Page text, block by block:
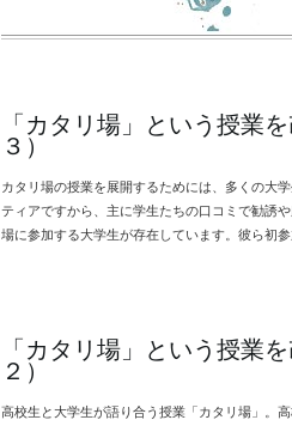
「カタリ場」という授業
３）
カタリ場の授業を展開するためには、多くの大
ティアですから、主に学生たちの口コミで勧誘
場に参加する大学生が存在しています。彼ら初
「カタリ場」という授業
２）
高校生と大学生が語り合う授業「カタリ場」。